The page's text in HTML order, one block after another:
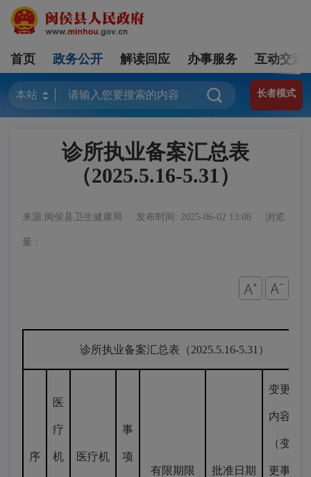
首页 政务公开 解读回应 办事服务 互动交流
长者模式
诊所执业备案汇总表
（2025.5.16-5.31）
来源:闽侯县卫生健康局 发布时间: 2025-06-02 13:08 浏览
量：
诊所执业备案汇总表（2025.5.16-5.31）
序
医
疗
机 医疗机
事
项
有限期限 批准日期
变更
内容
（变
更事